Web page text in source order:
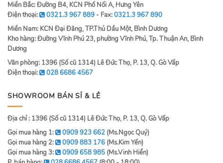
Miền Bắc: Đường B4, KCN Phố Nối A, Hưng Yên
Điện thoại:
0321.3 967 889 - Fax:0321.3 967 890
Miền Nam: KCN Đại Đăng, TP.Thủ Dầu Một, Bình Dương
Kho hàng: Đường Vĩnh Phú 23, phường Vĩnh Phú, Tp. Thuận An, Bình
Dương
Văn phòng: 1396 (Số cũ 1314) Lê Đức Thọ, P. 13, Q. Gò Vấp
Điện thoại:
028 6686 4567
SHOWROOM BÁN SỈ & LẺ
Địa chỉ : 1396 (Số cũ 1314) Lê Đức Thọ, P. 13, Q. Gò Vấp
Gọi mua hàng 1:
0909 923 662 (Ms.Ngọc Quý)
Gọi mua hàng 2:
0909 883 176 (Ms.Kim Yến)
Gọi mua hàng 3:
0909 658 985 (Ms.Vinh Hiển)